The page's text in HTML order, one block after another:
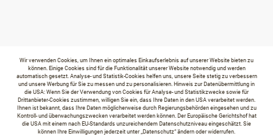
Wir verwenden Cookies, um Ihnen ein optimales Einkaufserlebnis auf unserer Website bieten zu
können. Einige Cookies sind für die Funktionalität unserer Website notwendig und werden
automatisch gesetzt. Analyse- und Statistik-Cookies helfen uns, unsere Seite stetig zu verbessern
und unsere Werbung für Sie zu messen und zu personalisieren. Hinweis zur Datenübermittlung in
die USA: Wenn Sie der Verwendung von Cookies für Analyse- und Statistikzwecke sowie für
Drittanbieter-Cookies zustimmen, willigen Sie ein, dass Ihre Daten in den USA verarbeitet werden.
Ihnen ist bekannt, dass Ihre Daten möglicherweise durch Regierungsbehörden eingesehen und zu
Kontroll- und überwachungszwecken verarbeitet werden können. Der Europäische Gerichtshof hat
die USA mit einem nach EU-Standards unzureichendem Datenschutzniveau eingeschätzt. Sie
können Ihre Einwilligungen jederzeit unter „Datenschutz“ ändern oder widerrufen.